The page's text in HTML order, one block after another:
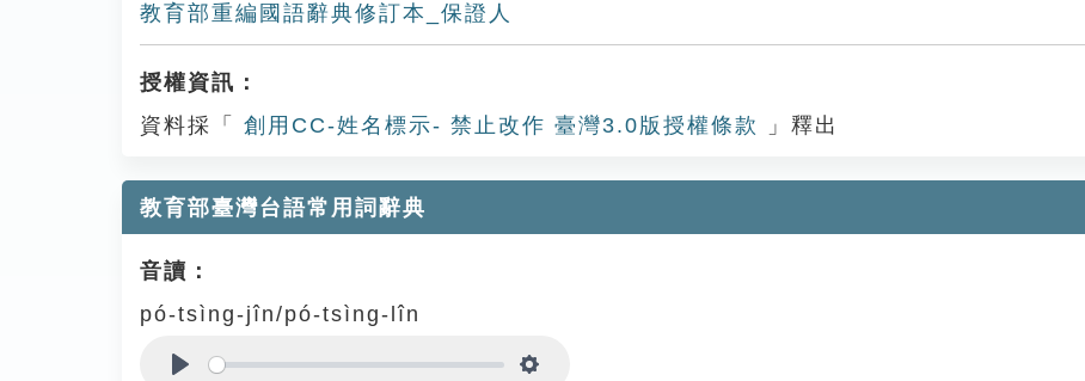
教育部重編國語辭典修訂本_保證人
授權資訊：
資料採「
創用CC-姓名標示- 禁止改作 臺灣3.0版授權條款 」釋出
教育部臺灣台語常用詞辭典
音讀：
pó-tsìng-jîn/pó-tsìng-lîn